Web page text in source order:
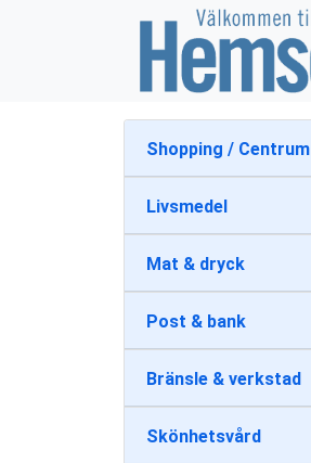
Shopping / Centrum
Livsmedel
Mat & dryck
Post & bank
Bränsle & verkstad
Skönhetsvård